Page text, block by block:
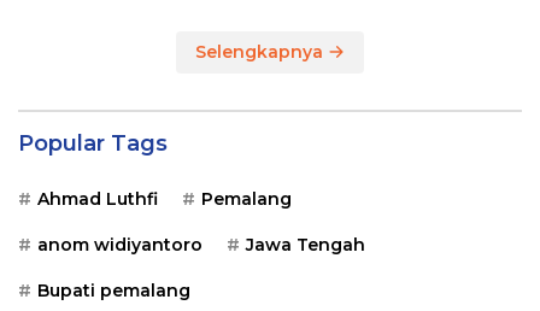
Selengkapnya
Popular Tags
Ahmad Luthfi Pemalang
anom widiyantoro Jawa Tengah
Bupati pemalang